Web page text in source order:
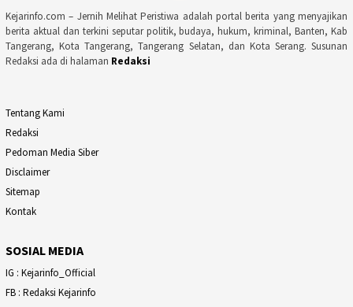
Kejarinfo.com – Jernih Melihat Peristiwa adalah portal berita yang menyajikan
berita aktual dan terkini seputar politik, budaya, hukum, kriminal, Banten, Kab
Tangerang, Kota Tangerang, Tangerang Selatan, dan Kota Serang. Susunan
Redaksi ada di halaman Redaksi
Tentang Kami
Redaksi
Pedoman Media Siber
Disclaimer
Sitemap
Kontak
SOSIAL MEDIA
IG : Kejarinfo_Official
FB : Redaksi Kejarinfo